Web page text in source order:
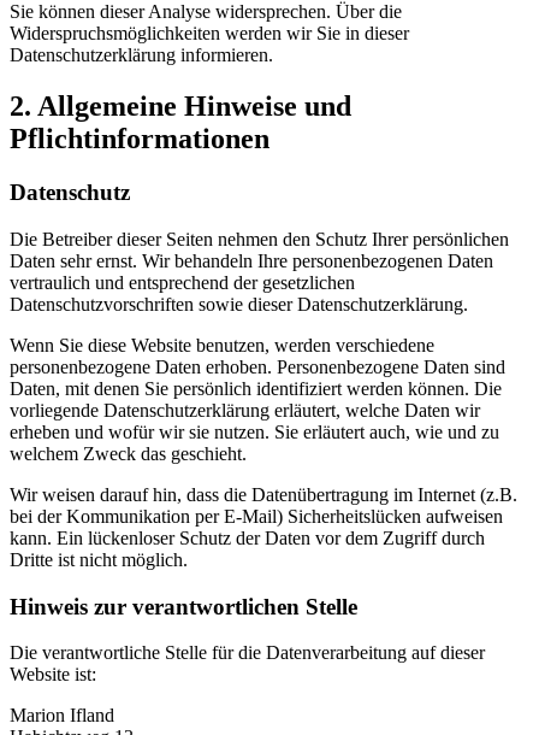
Sie können dieser Analyse widersprechen. Über die
Widerspruchsmöglichkeiten werden wir Sie in dieser
Datenschutzerklärung informieren.
2. Allgemeine Hinweise und
Pflichtinformationen
Datenschutz
Die Betreiber dieser Seiten nehmen den Schutz Ihrer persönlichen
Daten sehr ernst. Wir behandeln Ihre personenbezogenen Daten
vertraulich und entsprechend der gesetzlichen
Datenschutzvorschriften sowie dieser Datenschutzerklärung.
Wenn Sie diese Website benutzen, werden verschiedene
personenbezogene Daten erhoben. Personenbezogene Daten sind
Daten, mit denen Sie persönlich identifiziert werden können. Die
vorliegende Datenschutzerklärung erläutert, welche Daten wir
erheben und wofür wir sie nutzen. Sie erläutert auch, wie und zu
welchem Zweck das geschieht.
Wir weisen darauf hin, dass die Datenübertragung im Internet (z.B.
bei der Kommunikation per E-Mail) Sicherheitslücken aufweisen
kann. Ein lückenloser Schutz der Daten vor dem Zugriff durch
Dritte ist nicht möglich.
Hinweis zur verantwortlichen Stelle
Die verantwortliche Stelle für die Datenverarbeitung auf dieser
Website ist:
Marion Ifland